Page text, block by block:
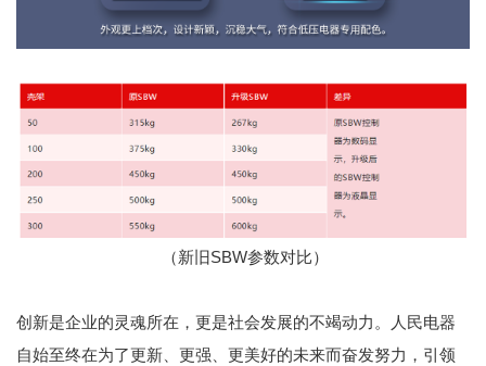
（新旧SBW参数对比）
创新是企业的灵魂所在，更是社会发展的不竭动力。人民电器
自始至终在为了更新、更强、更美好的未来而奋发努力，引领